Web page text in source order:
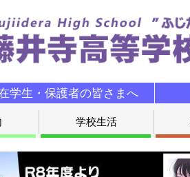
学生・保護者の皆さまへ
学校生活